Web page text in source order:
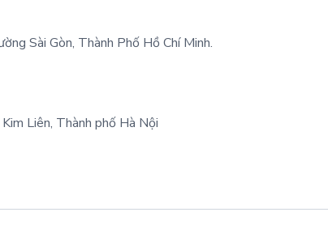
Sài Gòn, Thành Phố Hồ Chí Minh.
Liên, Thành phố Hà Nội